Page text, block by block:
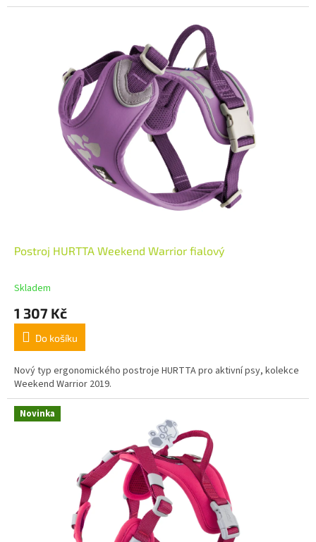
Postroj HURTTA Weekend Warrior fialový
Skladem
1 307 Kč
Do košíku
Nový typ ergonomického postroje HURTTA pro aktivní psy, kolekce
Weekend Warrior 2019.
Novinka